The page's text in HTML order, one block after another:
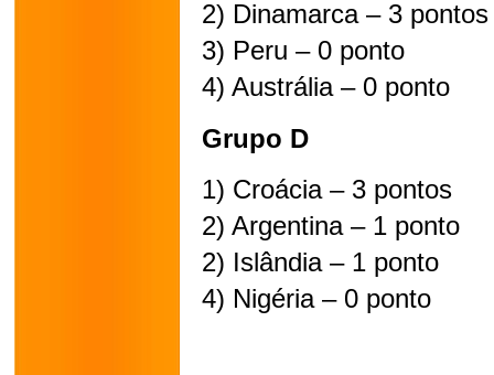
2) Dinamarca – 3 pontos
3) Peru – 0 ponto
4) Austrália – 0 ponto
Grupo D
1) Croácia – 3 pontos
2) Argentina – 1 ponto
2) Islândia – 1 ponto
4) Nigéria – 0 ponto